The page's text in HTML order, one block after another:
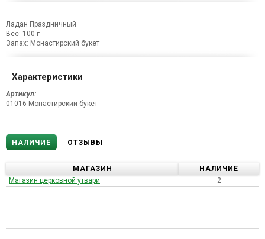
Ладан Праздничный
Вес: 100 г
Запах: Монастирский букет
Характеристики
Артикул:
01016-Монастирский букет
НАЛИЧИЕ ОТЗЫВЫ
МАГАЗИН
НАЛИЧИЕ
Магазин церковной утвари
2